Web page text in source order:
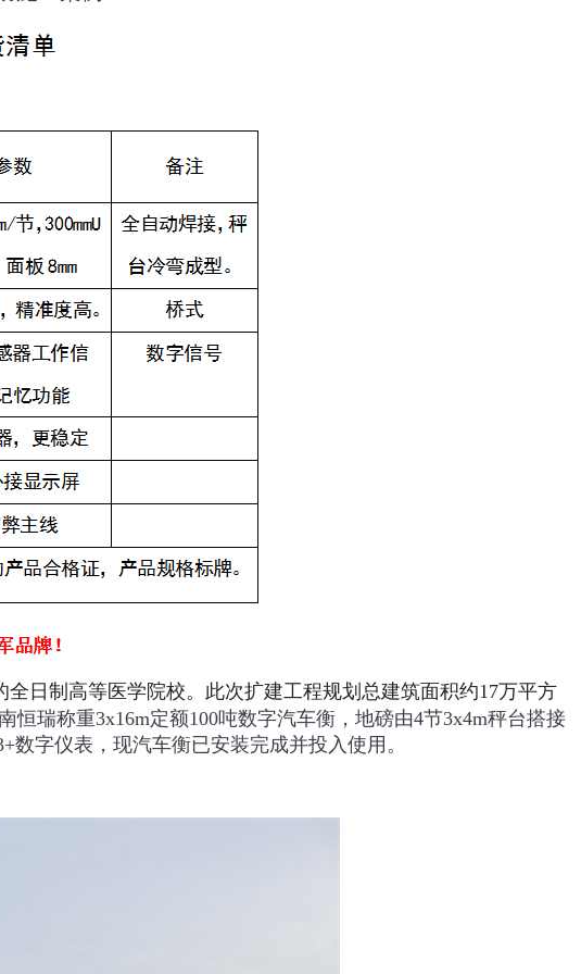
全日制高等医学院校。此次扩建工程规划总建筑面积约17万平方
瑞称重3x16m定额100吨数字汽车衡， 地磅由4节3x4m秤台搭接
字仪表，现汽车衡已安装完成并投入使用。